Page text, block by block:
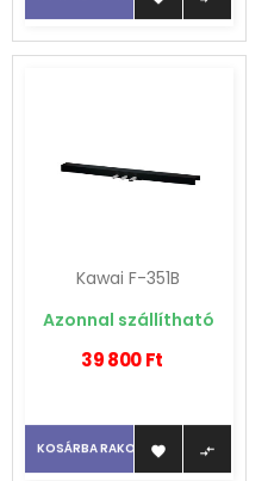
Kawai F-351B
Azonnal szállítható
39 800 Ft
KOSÁRBA RAKOM  